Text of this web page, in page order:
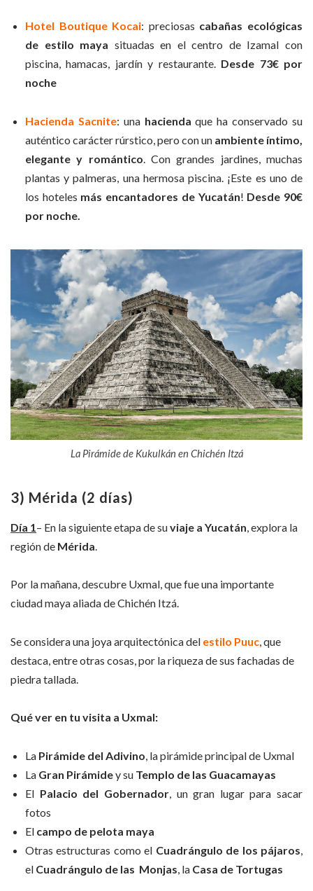
Hotel Boutique Kocai: preciosas cabañas ecológicas
de estilo maya situadas en el centro de Izamal con
piscina, hamacas, jardín y restaurante. Desde 73€ por
noche
Hacienda Sacnite: una hacienda que ha conservado su
auténtico carácter rúrstico, pero con un ambiente íntimo,
elegante y romántico . Con grandes jardines, muchas
plantas y palmeras, una hermosa piscina. ¡Este es uno de
los hoteles más encantadores de Yucatán! Desde 90€
por noche.
La Pirámide de Kukulkán en Chichén Itzá
3) Mérida (2 días)
Día 1– En la siguiente etapa de suviaje a Yucatán, explora la
región de Mérida.
Por la mañana, descubre Uxmal, que fue una importante
ciudad maya aliada de Chichén Itzá.
Se considera una joya arquitectónica del estilo Puuc , que
destaca, entre otras cosas, por la riqueza de sus fachadas de
piedra tallada.
Qué ver en tu visita a Uxmal:
La Pirámide del Adivino , la pirámide principal de Uxmal
La Gran Pirámidey su Templo de las Guacamayas
El Palacio del Gobernador, un gran lugar para sacar
fotos
El campo de pelota maya
Otras estructuras como el Cuadrángulo de los pájaros
el Cuadrángulo de las Monjas , la Casa de Tortugas